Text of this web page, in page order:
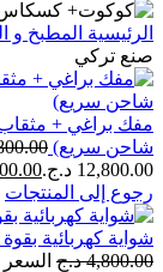
الرئيسية المطبخ و
صنع تركي
شاحن سريع)
12,800.00 د.ج.
رجوع إلى المنتجات
شواية كهربائية بقوة 2000 واط بدرجة حرارة قابلة للتعديل
4,800.00 د.ج السعر